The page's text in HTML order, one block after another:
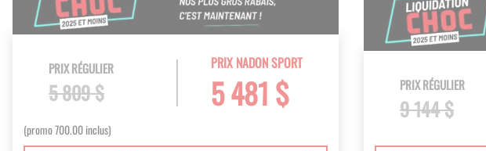
PRIX NADON SPORT
5 481 $
PRIX RÉGULIER
5 809 $
(promo 700.00 inclus)
PRIX RÉGULIER
9 144 $